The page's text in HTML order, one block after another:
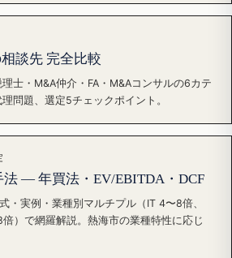
談先 完全比較
士・M&A仲介・FA・M&Aコンサルの6カテ
問題、選定5チェックポイント。
— 年買法・EV/EBITDA・DCF
・実例・業種別マルチプル（IT 4〜8倍、
）で網羅解説。熱海市の業種特性に応じ